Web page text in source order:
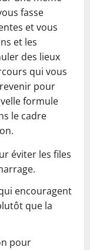
fasse
et vous
et les
des lieux
qui vous
revenir pour
formule
le cadre
éviter les files
encouragent
que la
pour